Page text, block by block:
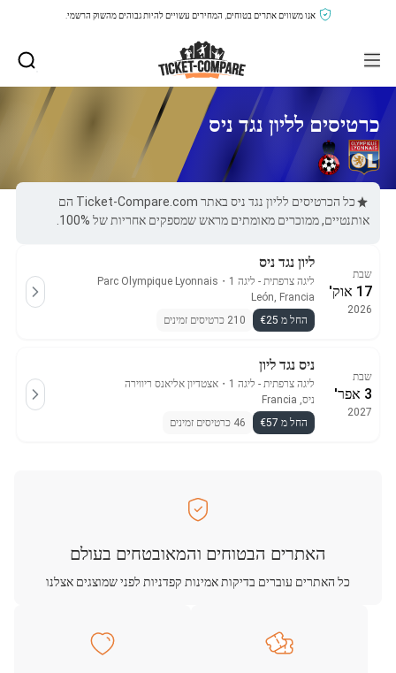
אנו משווים אתרים בטוחים, המחירים עשויים להיות גבוהים מהשוק הרשמי.
כרטיסים לליון נגד ניס
כל הכרטיסים לליון נגד ניס באתר Ticket-Compare.com הם
אותנטיים, ממוכרים מאומתים מראש שמספקים אחריות של 100%.
שבת
17 אוק'
2026
ליון נגד ניס
ליגה צרפתית - ליגה 1 ・
Parc Olympique Lyonnais
León, Francia
החל מ €25
210 כרטיסים זמינים
שבת
3 אפר'
2027
ניס נגד ליון
ליגה צרפתית - ליגה 1 ・ אצטדיון אליאנס ריווירה
ניס, Francia
החל מ €57
46 כרטיסים זמינים
האתרים הבטוחים והמאובטחים בעולם
כל האתרים עוברים בדיקות אמינות קפדניות לפני שמוצגים אצלנו